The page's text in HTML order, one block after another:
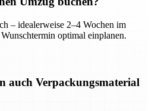
– idealerweise 2–4 Wochen im
optimal einplanen.
auch Verpackungsmaterial